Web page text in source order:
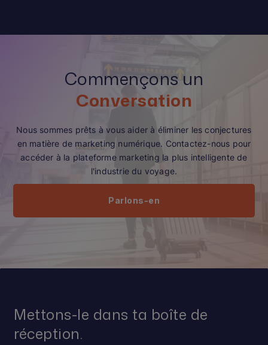
Commençons un
Conversation
Nous sommes prêts à vous aider à éliminer les conjectures
en matière de marketing numérique. Contactez-nous pour
accéder à la plateforme marketing la plus intelligente de
l'industrie du voyage.
Parlons-en
Mettons-le dans ta boîte de
réception.